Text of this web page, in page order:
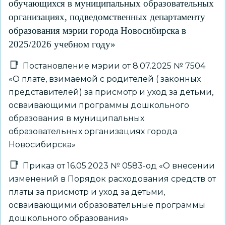
обучающихся в муниципальных образовательных
организациях, подведомственных департаменту
образования мэрии города Новосибирска в
2025/2026 учебном году»
Постановление мэрии от 8.07.2025 № 7504
«О плате, взимаемой с родителей ( законных
представителей) за присмотр и уход за детьми,
осваивающими программы дошкольного
образования в муниципальных
образовательных организациях города
Новосибирска»
Приказ от 16.05.2023 № 0583-од «О внесении
изменений в Порядок расходования средств от
платы за присмотр и уход за детьми,
осваивающими образовательные программы
дошкольного образования»